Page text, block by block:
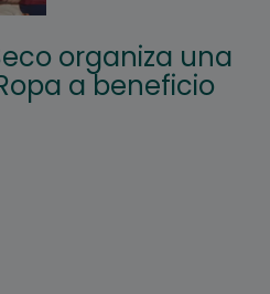
organiza una
a beneficio